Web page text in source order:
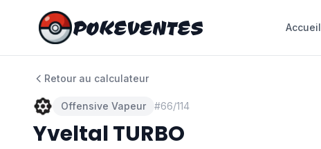
POKEVENTES Accueil
POKEVENTES Accueil
Retour au calculateur
Offensive Vapeur #66/114
Yveltal TURBO